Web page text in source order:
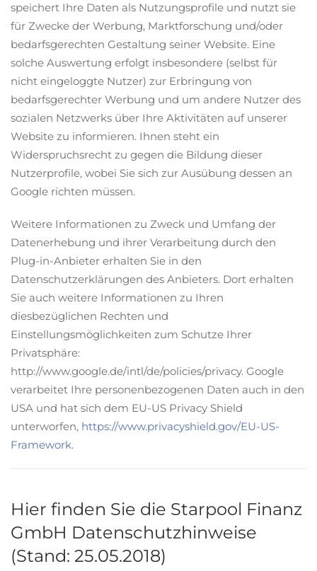
speichert Ihre Daten als Nutzungsprofile und nutzt sie
für Zwecke der Werbung, Marktforschung und/oder
bedarfsgerechten Gestaltung seiner Website. Eine
solche Auswertung erfolgt insbesondere (selbst für
nicht eingeloggte Nutzer) zur Erbringung von
bedarfsgerechter Werbung und um andere Nutzer des
sozialen Netzwerks über Ihre Aktivitäten auf unserer
Website zu informieren. Ihnen steht ein
Widerspruchsrecht zu gegen die Bildung dieser
Nutzerprofile, wobei Sie sich zur Ausübung dessen an
Google richten müssen.
Weitere Informationen zu Zweck und Umfang der
Datenerhebung und ihrer Verarbeitung durch den
Plug-in-Anbieter erhalten Sie in den
Datenschutzerklärungen des Anbieters. Dort erhalten
Sie auch weitere Informationen zu Ihren
diesbezüglichen Rechten und
Einstellungsmöglichkeiten zum Schutze Ihrer
Privatsphäre:
http://www.google.de/intl/de/policies/privacy. Google
verarbeitet Ihre personenbezogenen Daten auch in den
USA und hat sich dem EU-US Privacy Shield
unterworfen, https://www.privacyshield.gov/EU-US-
Framework.
Hier finden Sie die Starpool Finanz
GmbH Datenschutzhinweise
(Stand: 25.05.2018)